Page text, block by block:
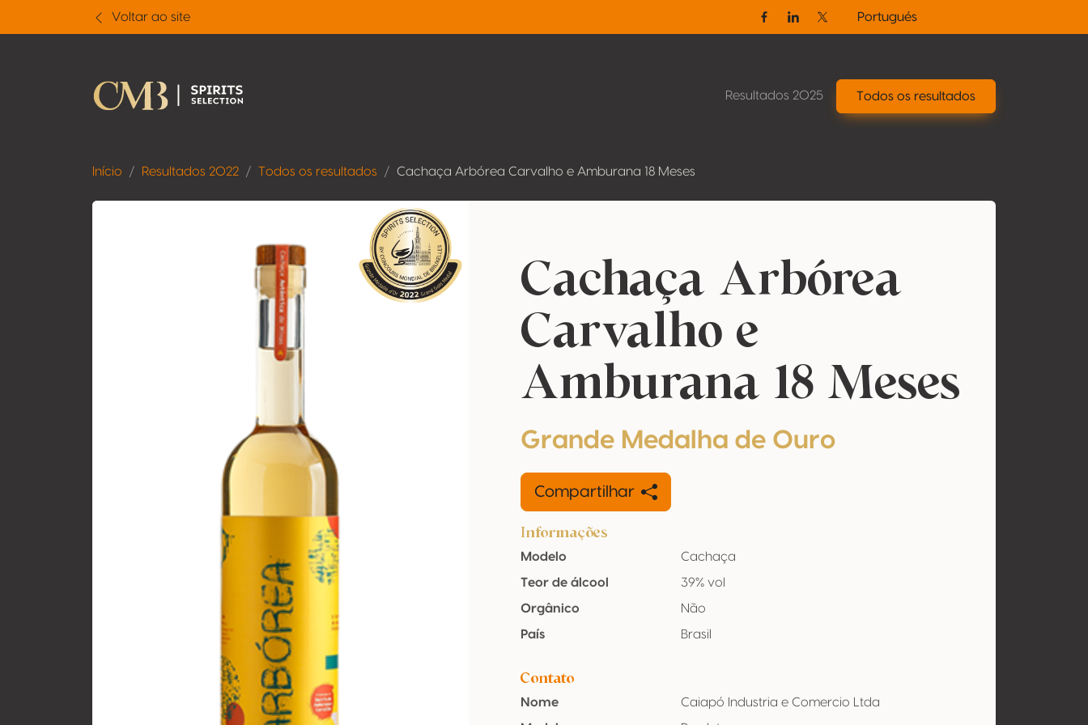
Voltar ao site
FacebookLinkedinTwitter / X
Portugués
Resultados 2025 Todos os resultados
Início Resultados 2022 Todos os resultados Cachaça Arbórea Carvalho e Amburana 18 Meses
Cachaça Arbórea
Carvalho e
Amburana 18 Meses
Grande Medalha de Ouro
Compartilhar
Informações
Modelo
Cachaça
Teor de álcool
39% vol
Orgânico
Não
País
Brasil
Contato
Nome
Caiapó Industria e Comercio Ltda